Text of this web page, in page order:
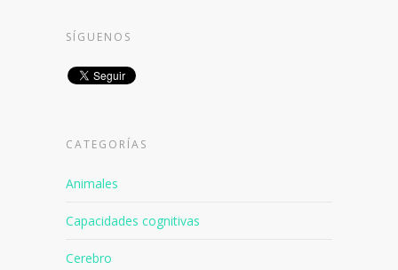
SÍGUENOS
CATEGORÍAS
Animales
Capacidades cognitivas
Cerebro